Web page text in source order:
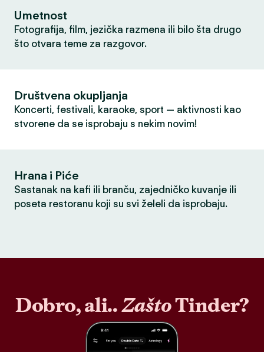
Umetnost
Fotografija, film, jezička razmena ili bilo šta drugo
što otvara teme za razgovor.
Društvena okupljanja
Koncerti, festivali, karaoke, sport — aktivnosti kao
stvorene da se isprobaju s nekim novim!
Hrana i Piće
Sastanak na kafi ili branču, zajedničko kuvanje ili
poseta restoranu koji su svi želeli da isprobaju.
Dobro, ali..ZaštoTinder?